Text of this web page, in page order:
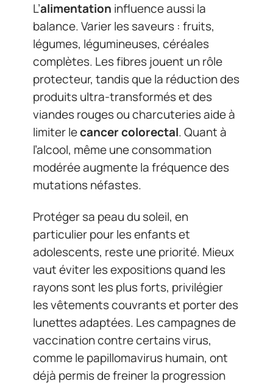
L’alimentation influence aussi la
balance. Varier les saveurs : fruits,
légumes, légumineuses, céréales
complètes. Les fibres jouent un rôle
protecteur, tandis que la réduction des
produits ultra-transformés et des
viandes rouges ou charcuteries aide à
limiter lecancer colorectal. Quant à
l’alcool, même une consommation
modérée augmente la fréquence des
mutations néfastes.
Protéger sa peau du soleil, en
particulier pour les enfants et
adolescents, reste une priorité. Mieux
vaut éviter les expositions quand les
rayons sont les plus forts, privilégier
les vêtements couvrants et porter des
lunettes adaptées. Les campagnes de
vaccination contre certains virus,
comme le papillomavirus humain, ont
déjà permis de freiner la progression